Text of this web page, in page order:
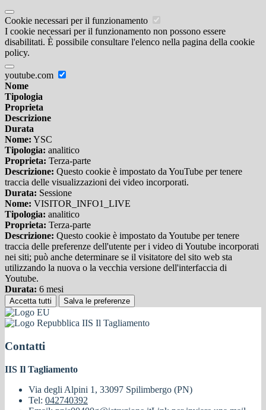
Cookie necessari per il funzionamento
I cookie necessari per il funzionamento non possono essere
disabilitati. È possibile consultare l'elenco nella pagina della cookie
policy.
youtube.com
Nome
Tipologia
Proprieta
Descrizione
Durata
Nome: YSC
Tipologia: analitico
Proprieta: Terza-parte
Descrizione: Questo cookie è impostato da YouTube per tenere
traccia delle visualizzazioni dei video incorporati.
Durata: Sessione
Nome: VISITOR_INFO1_LIVE
Tipologia: analitico
Proprieta: Terza-parte
Descrizione: Questo cookie è impostato da Youtube per tenere
traccia delle preferenze dell'utente per i video di Youtube incorporati
nei siti; può anche determinare se il visitatore del sito web sta
utilizzando la nuova o la vecchia versione dell'interfaccia di
Youtube.
Durata: 6 mesi
Accetta tutti Salva le preferenze
IIS Il Tagliamento
Contatti
IIS Il Tagliamento
Via degli Alpini 1, 33097 Spilimbergo (PN)
Tel: 042740392